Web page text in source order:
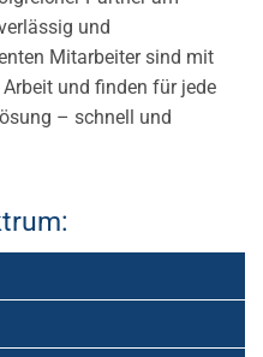
und
Mitarbeiter sind mit
und finden für jede
– schnell und